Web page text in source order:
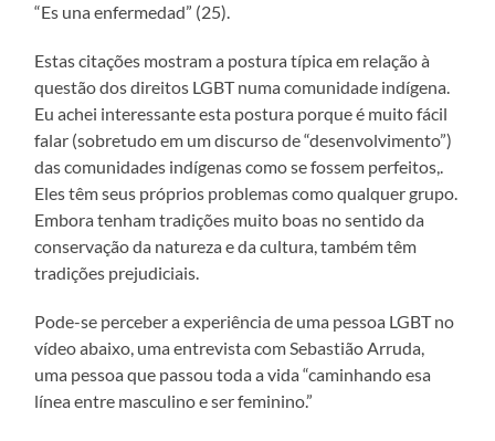
“Es una enfermedad” (25).
Estas citações mostram a postura típica em relação à
questão dos direitos LGBT numa comunidade indígena.
Eu achei interessante esta postura porque é muito fácil
falar (sobretudo em um discurso de “desenvolvimento”)
das comunidades indígenas como se fossem perfeitos,.
Eles têm seus próprios problemas como qualquer grupo.
Embora tenham tradições muito boas no sentido da
conservação da natureza e da cultura, também têm
tradições prejudiciais.
Pode-se perceber a experiência de uma pessoa LGBT no
vídeo abaixo, uma entrevista com Sebastião Arruda,
uma pessoa que passou toda a vida “caminhando esa
línea entre masculino e ser feminino.”